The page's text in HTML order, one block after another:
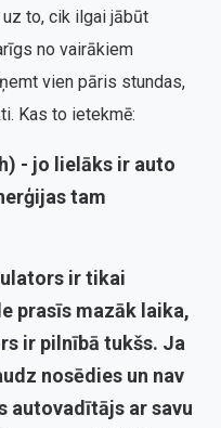
to, cik ilgai jābūt
no vairākiem
vien pāris stundas,
Kas to ietekmē:
- jo lielāks ir auto
tam
ir tikai
prasīs mazāk laika,
ir pilnībā tukšs. Ja
nosēdies un nav
autovadītājs ar savu